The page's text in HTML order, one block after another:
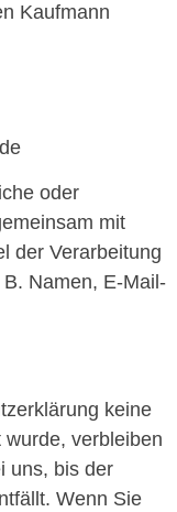
Kaufmann
oder
mit
der Verarbeitung
Namen, E-Mail-
keine
verbleiben
uns, bis der
Wenn Sie